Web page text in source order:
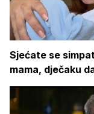
Sjećate se
mama, dječaku